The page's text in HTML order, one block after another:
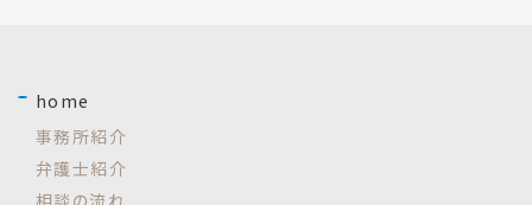
home
事務所紹介
弁護士紹介
相談の流れ